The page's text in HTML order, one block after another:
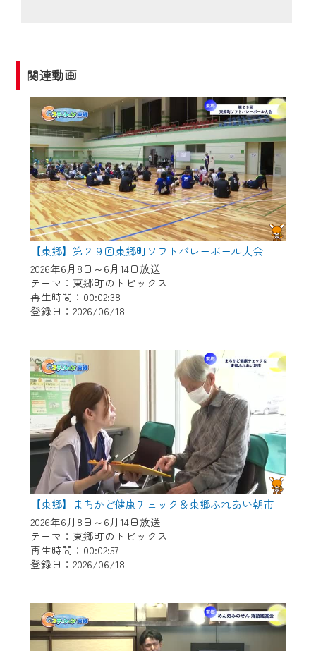
関連動画
【東郷】第２９回東郷町ソフトバレーボール大会
2026年6月8日～6月14日放送
テーマ：東郷町のトピックス
再生時間：00:02:38
登録日：2026/06/18
【東郷】まちかど健康チェック＆東郷ふれあい朝市
2026年6月8日～6月14日放送
テーマ：東郷町のトピックス
再生時間：00:02:57
登録日：2026/06/18
2024年9月24日からはご加入者様へのサー
ビス向上のため、
『CCNet Web TV』を利用いただくには、
一部コンテンツを除き、
CCNetサービスへの加入と『CCNetマイ
ページ※』へのログインが必要となりま
す。
何卒、ご理解ご了承の程よろしくお願い
いたします。
※マイページへのログインには、MyIDが必
要となります。
※MyIDとは、CCNet Web TVを含むCCNetの
各種サービスをご利用頂くためのIDです。
で設定できます。
（GmailやYahooなどのフリーメールアドレ
スでも作成可能です）
※マイページへのログイン・MyIDの新規登
録はこちらから
※CCNetアプリをご利用中の方は引き続き
ご視聴いただけます。
＜メンテナンス情報＞
CCNetWebTVのリニューアルにともないメ
ンテナンス作業を予定しています。
作業の間は、CCNetWebTVの画面が「メン
テナンス中」になり、ご利用いただけませ